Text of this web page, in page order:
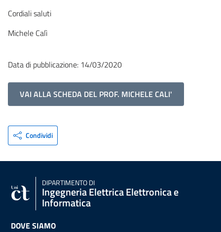
Cordiali saluti
Michele Calì
Data di pubblicazione: 14/03/2020
VAI ALLA SCHEDA DEL PROF. MICHELE CALI'
Condividi
DIPARTIMENTO DI
Ingegneria Elettrica Elettronica e
Informatica
DOVE SIAMO